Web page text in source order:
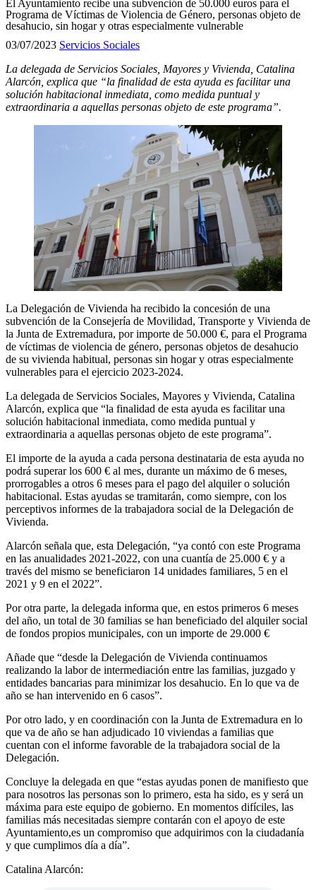
El Ayuntamiento recibe una subvención de 50.000 euros para el
Programa de Víctimas de Violencia de Género, personas objeto de
desahucio, sin hogar y otras especialmente vulnerable
03/07/2023 Servicios Sociales
La delegada de Servicios Sociales, Mayores y Vivienda, Catalina
Alarcón, explica que “la finalidad de esta ayuda es facilitar una
solución habitacional inmediata, como medida puntual y
extraordinaria a aquellas personas objeto de este programa”.
La Delegación de Vivienda ha recibido la concesión de una
subvención de la Consejería de Movilidad, Transporte y Vivienda de
la Junta de Extremadura, por importe de 50.000 €, para el Programa
de víctimas de violencia de género, personas objetos de desahucio
de su vivienda habitual, personas sin hogar y otras especialmente
vulnerables para el ejercicio 2023-2024.
La delegada de Servicios Sociales, Mayores y Vivienda, Catalina
Alarcón, explica que “la finalidad de esta ayuda es facilitar una
solución habitacional inmediata, como medida puntual y
extraordinaria a aquellas personas objeto de este programa”.
El importe de la ayuda a cada persona destinataria de esta ayuda no
podrá superar los 600 € al mes, durante un máximo de 6 meses,
prorrogables a otros 6 meses para el pago del alquiler o solución
habitacional. Estas ayudas se tramitarán, como siempre, con los
perceptivos informes de la trabajadora social de la Delegación de
Vivienda.
Alarcón señala que, esta Delegación, “ya contó con este Programa
en las anualidades 2021-2022, con una cuantía de 25.000 € y a
través del mismo se beneficiaron 14 unidades familiares, 5 en el
2021 y 9 en el 2022”.
Por otra parte, la delegada informa que, en estos primeros 6 meses
del año, un total de 30 familias se han beneficiado del alquiler social
de fondos propios municipales, con un importe de 29.000 €
Añade que “desde la Delegación de Vivienda continuamos
realizando la labor de intermediación entre las familias, juzgado y
entidades bancarias para minimizar los desahucio. En lo que va de
año se han intervenido en 6 casos”.
Por otro lado, y en coordinación con la Junta de Extremadura en lo
que va de año se han adjudicado 10 viviendas a familias que
cuentan con el informe favorable de la trabajadora social de la
Delegación.
Concluye la delegada en que “estas ayudas ponen de manifiesto que
para nosotros las personas son lo primero, esta ha sido, es y será un
máxima para este equipo de gobierno. En momentos difíciles, las
familias más necesitadas siempre contarán con el apoyo de este
Ayuntamiento,es un compromiso que adquirimos con la ciudadanía
y que cumplimos día a día”.
Catalina Alarcón: